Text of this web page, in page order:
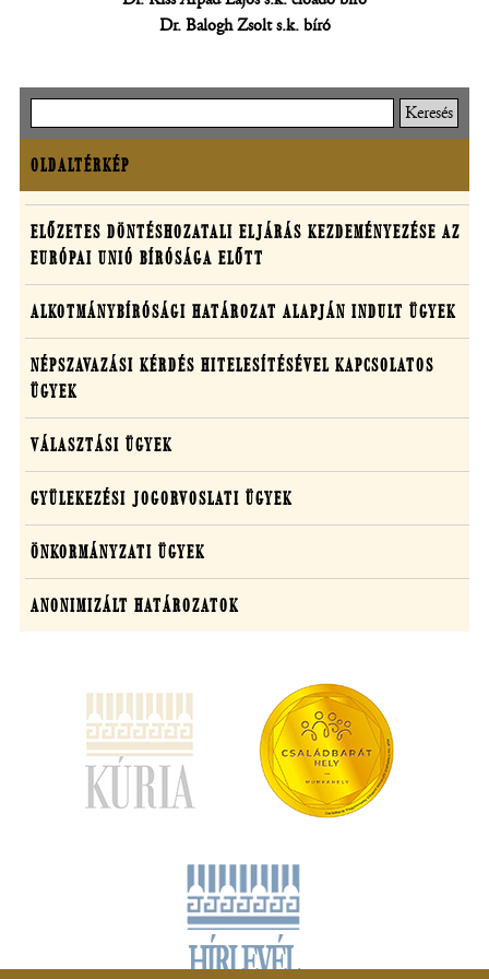
Dr. Balogh Zsolt s.k. bíró
Oldaltérkép
OLDALTÉRKÉP
Határozatok
egyedi
ügyekben
ELŐZETES DÖNTÉSHOZATALI ELJÁRÁS KEZDEMÉNYEZÉSE AZ
EURÓPAI UNIÓ BÍRÓSÁGA ELŐTT
ALKOTMÁNYBÍRÓSÁGI HATÁROZAT ALAPJÁN INDULT ÜGYEK
NÉPSZAVAZÁSI KÉRDÉS HITELESÍTÉSÉVEL KAPCSOLATOS
ÜGYEK
VÁLASZTÁSI ÜGYEK
GYÜLEKEZÉSI JOGORVOSLATI ÜGYEK
ÖNKORMÁNYZATI ÜGYEK
ANONIMIZÁLT HATÁROZATOK